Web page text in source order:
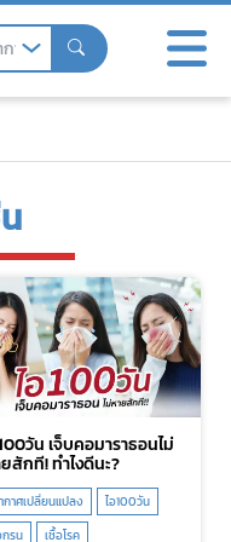
วัน เจ็บคอมาราธอนไม่
สักที! ทำไงดีนะ?
กาศเปลี่ยนแปลง
ไอ100วัน
กรน
เชื้อโรค